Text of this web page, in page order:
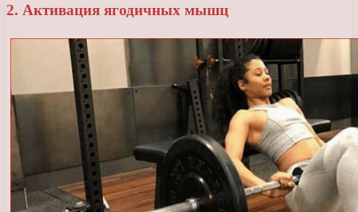
2. Активация ягодичных мышц